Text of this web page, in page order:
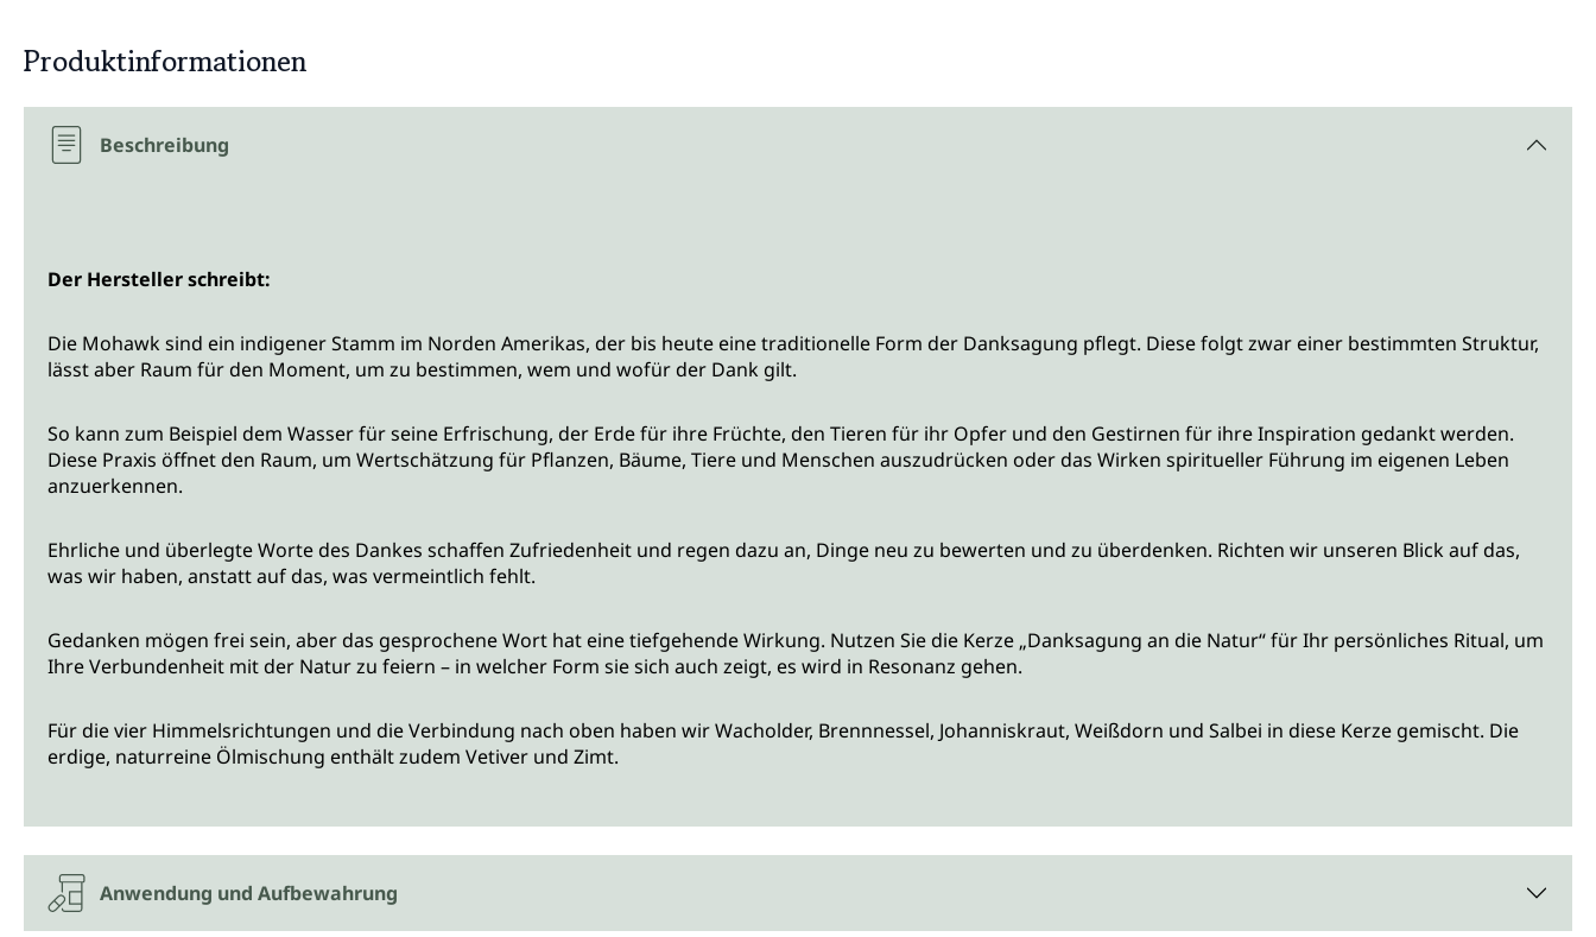
Produktinformationen
Beschreibung
Der Hersteller schreibt:
Die Mohawk sind ein indigener Stamm im Norden Amerikas, der bis heute eine traditionelle Form der Danksagung pflegt. Diese folgt zwar einer bestimmten Struktur,
lässt aber Raum für den Moment, um zu bestimmen, wem und wofür der Dank gilt.
So kann zum Beispiel dem Wasser für seine Erfrischung, der Erde für ihre Früchte, den Tieren für ihr Opfer und den Gestirnen für ihre Inspiration gedankt werden.
Diese Praxis öffnet den Raum, um Wertschätzung für Pflanzen, Bäume, Tiere und Menschen auszudrücken oder das Wirken spiritueller Führung im eigenen Leben
anzuerkennen.
Ehrliche und überlegte Worte des Dankes schaffen Zufriedenheit und regen dazu an, Dinge neu zu bewerten und zu überdenken. Richten wir unseren Blick auf das,
was wir haben, anstatt auf das, was vermeintlich fehlt.
Gedanken mögen frei sein, aber das gesprochene Wort hat eine tiefgehende Wirkung. Nutzen Sie die Kerze „Danksagung an die Natur“ für Ihr persönliches Ritual, um
Ihre Verbundenheit mit der Natur zu feiern – in welcher Form sie sich auch zeigt, es wird in Resonanz gehen.
Für die vier Himmelsrichtungen und die Verbindung nach oben haben wir Wacholder, Brennnessel, Johanniskraut, Weißdorn und Salbei in diese Kerze gemischt. Die
erdige, naturreine Ölmischung enthält zudem Vetiver und Zimt.
Anwendung und Aufbewahrung